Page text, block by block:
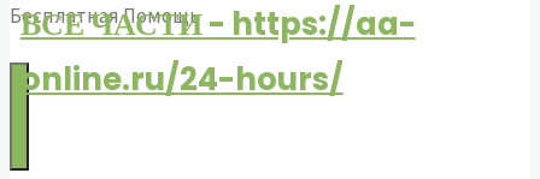
Бесплатная Помощь
ВСЕ ЧАСТИ - https://aa-
online.ru/24-hours/